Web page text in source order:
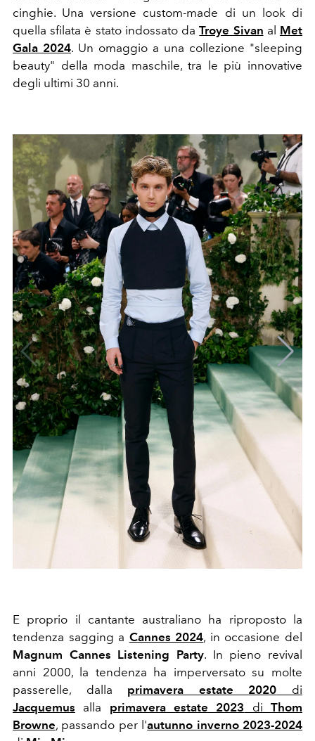
cinghie. Una versione custom-made di un look di
quella sfilata è stato indossato daTroye Sivan al Met
Gala 2024. Un omaggio a una collezione "sleeping
beauty" della moda maschile, tra le più innovative
degli ultimi 30 anni.
E proprio il cantante australiano ha riproposto la
tendenza sagging a Cannes 2024, in occasione del
Magnum Cannes Listening Party. In pieno revival
anni 2000, la tendenza ha imperversato su molte
passerelle, dalla primavera estate 2020 di
Jacquemus alla primavera estate 2023 diThom
Browne, passando per l'autunno inverno 2023-2024